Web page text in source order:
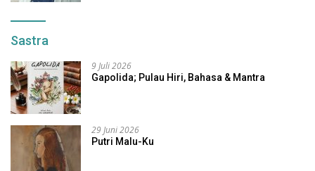
Sastra
9 Juli 2026
Gapolida; Pulau Hiri, Bahasa & Mantra
29 Juni 2026
Putri Malu-Ku